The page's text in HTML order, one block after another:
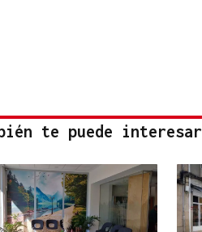
te puede interesar